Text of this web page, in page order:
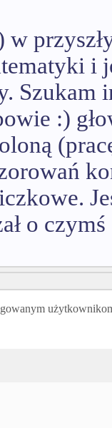
w
i
Szukam
:)
o